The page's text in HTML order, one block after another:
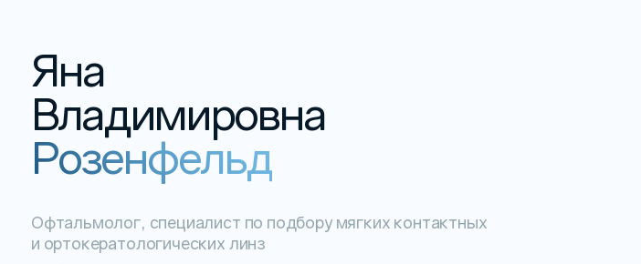
Яна
Владимировна
Розенфельд
Офтальмолог, специалист по подбору мягких контактных
и ортокератологических линз